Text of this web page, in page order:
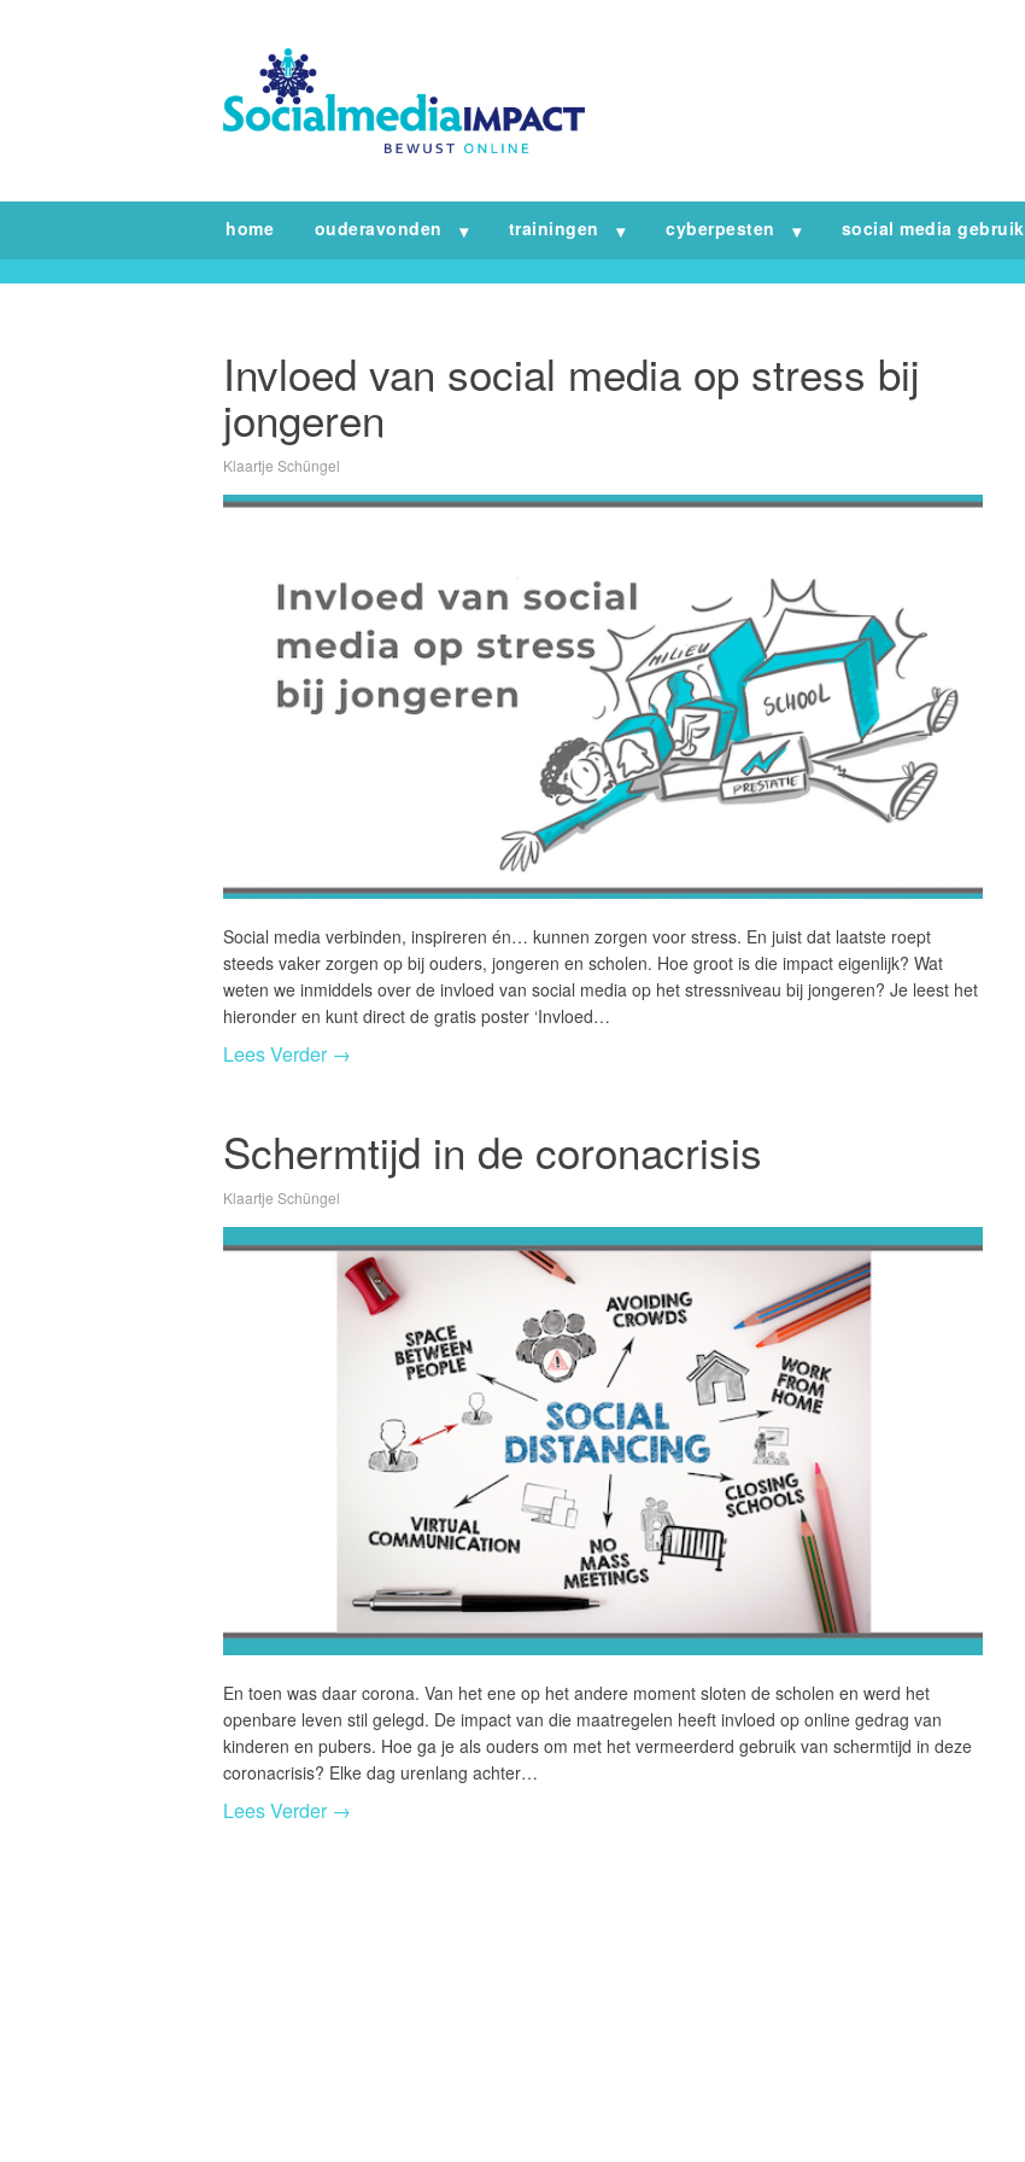
home ouderavonden trainingen cyberpesten social media gebruik
Invloed van social media op stress bij
jongeren
Klaartje Schüngel
Social media verbinden, inspireren én… kunnen zorgen voor stress. En juist dat laatste roept
steeds vaker zorgen op bij ouders, jongeren en scholen. Hoe groot is die impact eigenlijk? Wat
weten we inmiddels over de invloed van social media op het stressniveau bij jongeren? Je leest het
hieronder en kunt direct de gratis poster ‘Invloed…
Lees Verder →
Schermtijd in de coronacrisis
Klaartje Schüngel
En toen was daar corona. Van het ene op het andere moment sloten de scholen en werd het
openbare leven stil gelegd. De impact van die maatregelen heeft invloed op online gedrag van
kinderen en pubers. Hoe ga je als ouders om met het vermeerderd gebruik van schermtijd in deze
coronacrisis? Elke dag urenlang achter…
Lees Verder →